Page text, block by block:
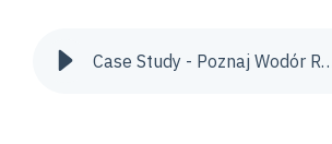
Case Study - Poznaj Wodór